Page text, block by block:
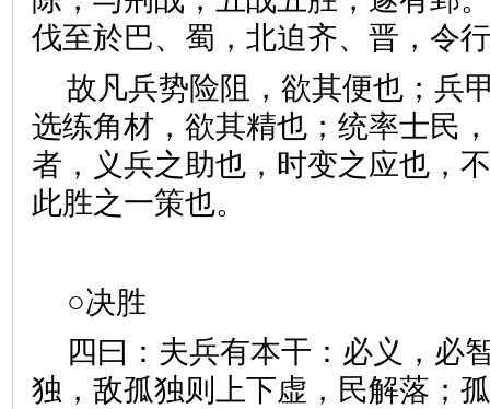
伐至於巴、蜀，北迫齐、晋
故凡兵势险阻，欲其便也；兵
选练角材，欲其精也；统率士民
者，义兵之助也，时变之应也，
此胜之一策也。
○决胜
四曰：夫兵有本干：必义，必
独，敌孤独则上下虚，民解落；